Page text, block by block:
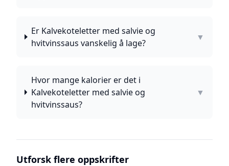
Er Kalvekoteletter med salvie og
hvitvinssaus vanskelig å lage?
▼
Hvor mange kalorier er det i
Kalvekoteletter med salvie og
hvitvinssaus?
▼
Utforsk flere oppskrifter